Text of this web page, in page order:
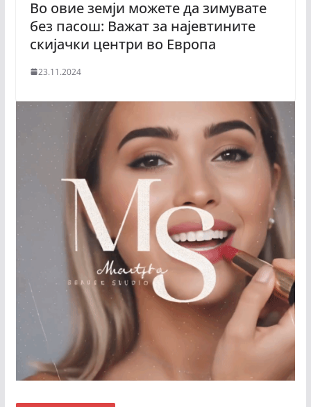
Во овие земји можете да зимувате
без пасош: Важат за најевтините
скијачки центри во Европа
23.11.2024